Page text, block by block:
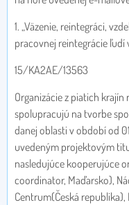
1. „Väzenie, reintegráci,
pracovnej reintegrácie
15/KA2AE/13563
Organizácie z piatich
spolupracujú na tvorbe
danej oblasti v období od
uvedeným projektovým
nasledujúce kooperujúce
coordinator, Maďarsko),
Centrum(Česká